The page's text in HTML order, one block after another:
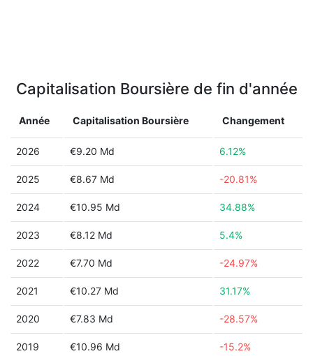
Capitalisation Boursière de fin d'année
Année Capitalisation Boursière Changement
2026 €9.20 Md 6.12%
2025 €8.67 Md -20.81%
2024 €10.95 Md 34.88%
2023 €8.12 Md 5.4%
2022 €7.70 Md -24.97%
2021 €10.27 Md 31.17%
2020 €7.83 Md -28.57%
2019 €10.96 Md -15.2%